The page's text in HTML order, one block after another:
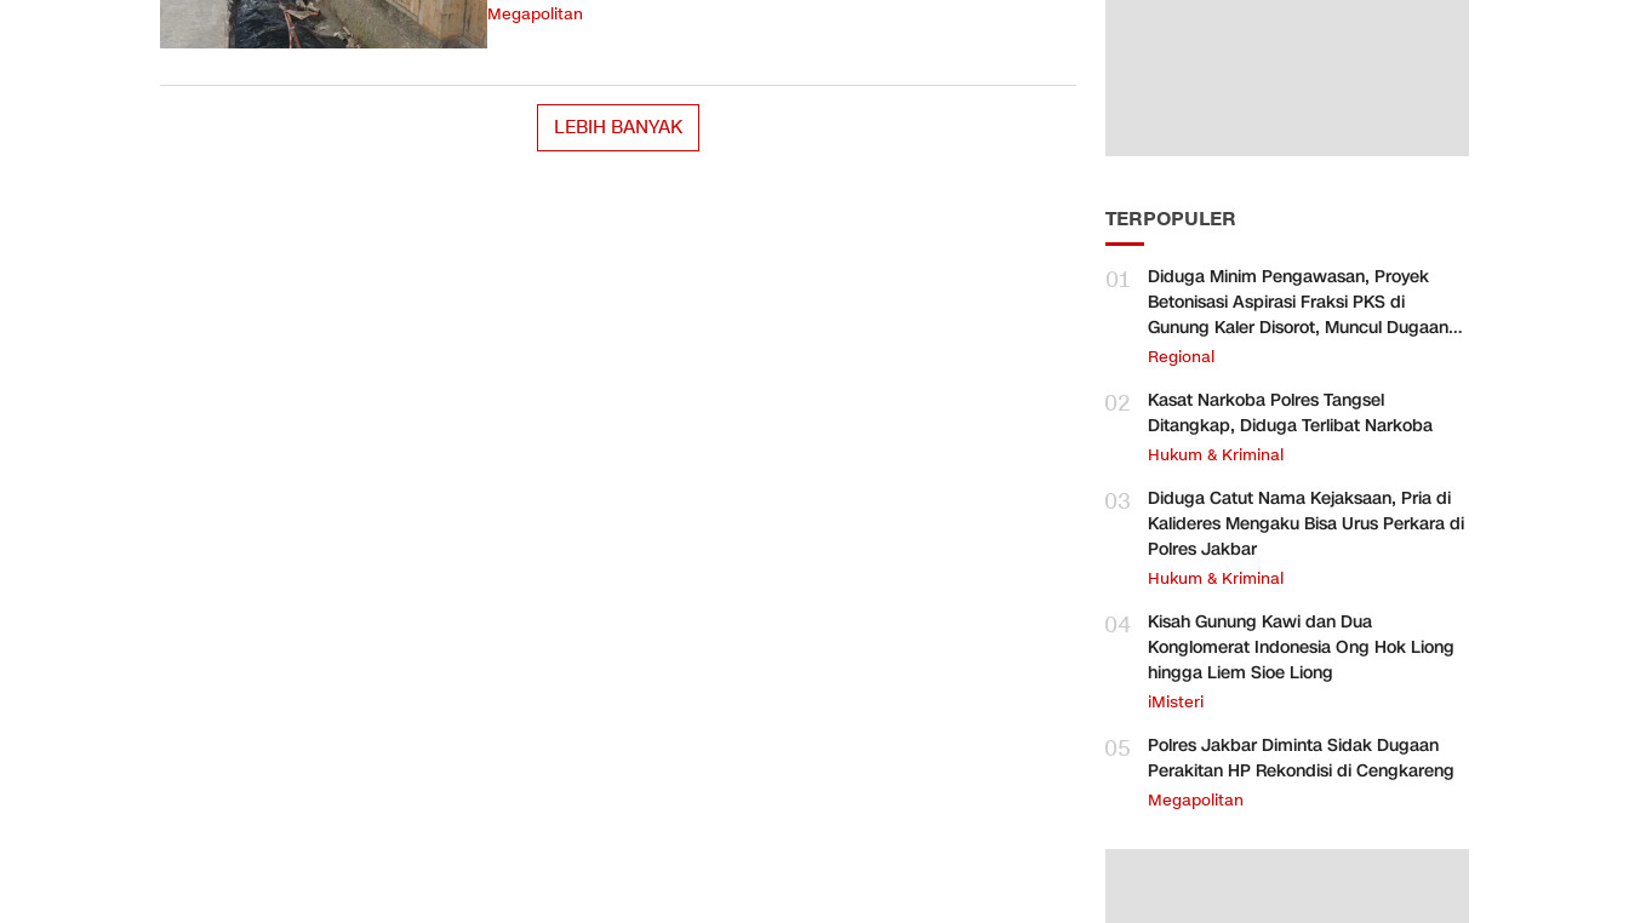
Megapolitan
LEBIH BANYAK
TERPOPULER
01
Diduga Minim Pengawasan, Proyek
Betonisasi Aspirasi Fraksi PKS di
Gunung Kaler Disorot, Muncul Dugaan
Pengurangan Volume
Regional
02
Kasat Narkoba Polres Tangsel
Ditangkap, Diduga Terlibat Narkoba
Hukum & Kriminal
03
Diduga Catut Nama Kejaksaan, Pria di
Kalideres Mengaku Bisa Urus Perkara di
Polres Jakbar
Hukum & Kriminal
04
Kisah Gunung Kawi dan Dua
Konglomerat Indonesia Ong Hok Liong
hingga Liem Sioe Liong
iMisteri
05
Polres Jakbar Diminta Sidak Dugaan
Perakitan HP Rekondisi di Cengkareng
Megapolitan